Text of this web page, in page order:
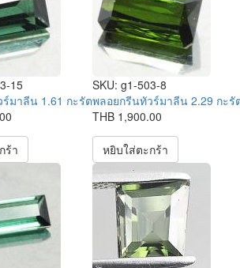
15
มาลีน 1.61 กะรัต
ร้า
SKU: g1-503-8
พลอยกรีนทัวร์มาลีน 2.29 กะรั
THB 1,900.00
หยิบใส่ตะกร้า